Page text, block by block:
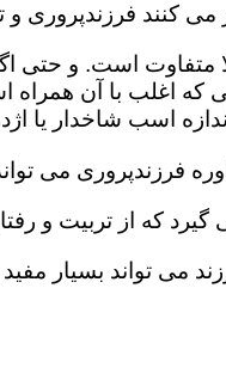
کنند فرزندپروری
متفاوت است. و حتی
که اغلب با آن
اسب شاخدار یا
فرزندپروری می
که از تربیت و
می تواند بسیار